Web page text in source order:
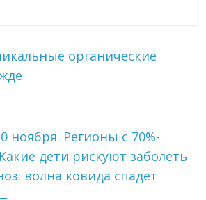
органические
ноября. Регионы с 70%-
дети рискуют заболеть
волна ковида спадет
→